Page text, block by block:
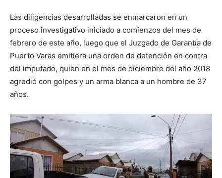
Las diligencias desarrolladas se enmarcaron en un
proceso investigativo iniciado a comienzos del mes de
febrero de este año, luego que el Juzgado de Garantía de
Puerto Varas emitiera una orden de detención en contra
del imputado, quien en el mes de diciembre del año 2018
agredió con golpes y un arma blanca a un hombre de 37
años.